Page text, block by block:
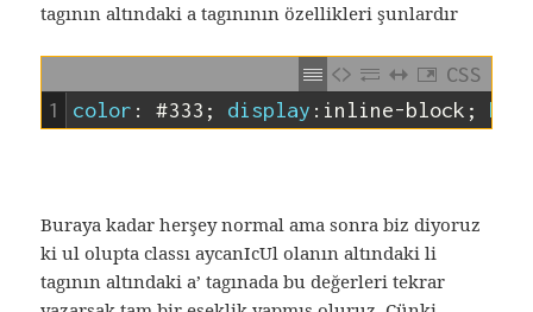
tagının altındaki a tagınının özellikleri şunlardır
CSS
1
color : #333 ; display : inline-block ;
Buraya kadar herşey normal ama sonra biz diyoruz
ki ul olupta classı aycanIcUl olanın altındaki li
tagının altındaki a’ tagınada bu değerleri tekrar